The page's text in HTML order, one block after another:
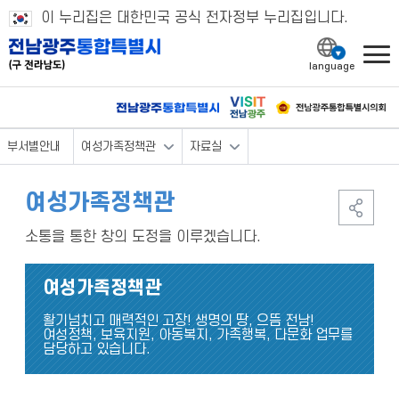
이 누리집은 대한민국 공식 전자정부 누리집입니다.
부서별안내 여성가족정책관 자료실
여성가족정책관
소통을 통한 창의 도정을 이루겠습니다.
여성가족정책관
활기넘치고 매력적인 고장! 생명의 땅, 으뜸 전남!
여성정책, 보육지원, 아동복지, 가족행복, 다문화 업무를
담당하고 있습니다.